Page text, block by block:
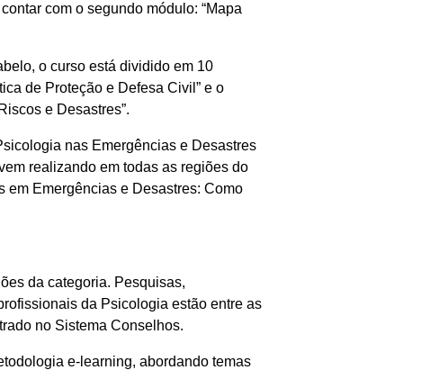
com o segundo módulo: “Mapa
o curso está dividido em 10
de Proteção e Defesa Civil” e o
e Desastres”.
nas Emergências e Desastres
realizando em todas as regiões do
em Emergências e Desastres: Como
da categoria. Pesquisas,
da Psicologia estão entre as
no Sistema Conselhos.
e-learning, abordando temas